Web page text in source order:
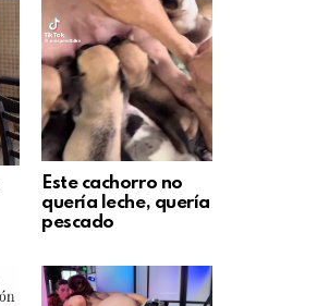
Este cachorro no
quería leche, quería
pescado